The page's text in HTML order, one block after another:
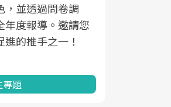
，並透過問卷調
年度報導。邀請您
的推手之一！
專題